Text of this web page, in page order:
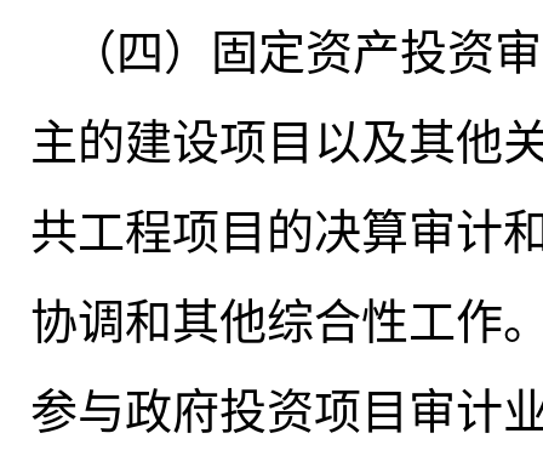
（四）固定资产投资
主的建设项目以及其他
共工程项目的决算审计
协调和其他综合性工作
参与政府投资项目审计